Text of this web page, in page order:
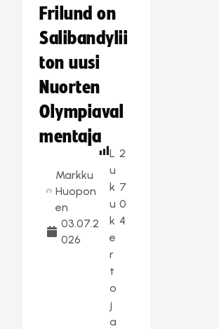
Frilund on
Salibandylii
ton uusi
Nuorten
Olympiaval
mentaja
Markku
Huopon
en
03.07.2
026
L
u
k
u
k
e
r
t
o
j
a
2
7
0
4